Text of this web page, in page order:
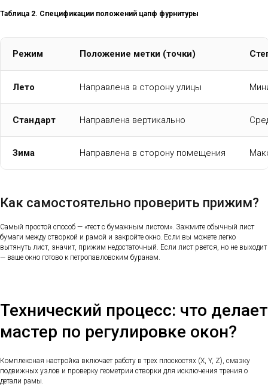
Таблица 2. Спецификации положений цапф фурнитуры
Режим Положение метки (точки)
Лето Направлена в сторону улицы
Стандарт Направлена вертикально
Зима Направлена в сторону помещения
Как самостоятельно проверить прижим?
Самый простой способ — «тест с бумажным листом». Зажмите обычный лист
бумаги между створкой и рамой и закройте окно. Если вы можете легко
вытянуть лист, значит, прижим недостаточный. Если лист рвется, но не выходит
— ваше окно готово к петропавловским буранам.
Технический процесс: что делает
мастер по регулировке окон?
Комплексная настройка включает работу в трех плоскостях (X, Y, Z), смазку
подвижных узлов и проверку геометрии створки для исключения трения о
детали рамы.